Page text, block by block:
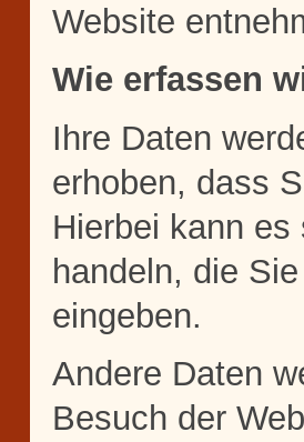
Website
Wie erfassen
Ihre Daten
erhoben, dass
Hierbei kann
handeln, die
eingeben.
Andere Daten
Besuch der